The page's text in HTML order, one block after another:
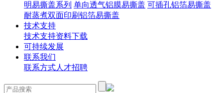
明易撕盖系列 单向透气铝膜易撕盖 可插孔铝箔易撕盖
耐蒸煮双面印刷铝箔易撕盖
技术支持
技术支持资料下载
可持续发展
联系我们
联系方式人才招聘